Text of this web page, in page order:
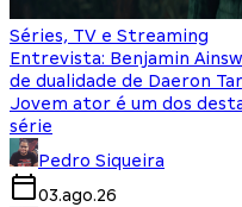
Séries, TV e Streaming
Entrevista: Benjamin
de dualidade de Daeron
Jovem ator é um dos
série
Pedro Siqueira
03.ago.26